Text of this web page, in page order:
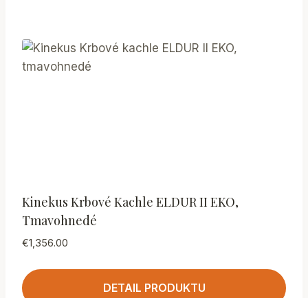
Kinekus Krbové Kachle ELDUR II EKO,
Tmavohnedé
€1,356.00
DETAIL PRODUKTU